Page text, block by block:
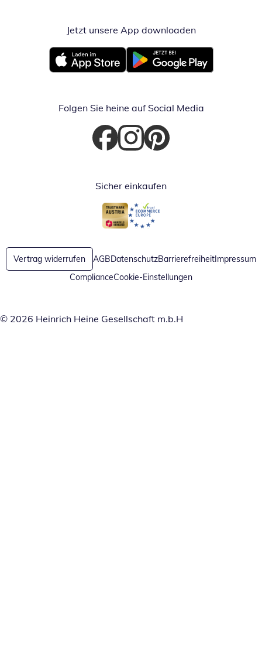
Jetzt unsere App downloadenÖffnet in
Öffnet in neuem FensterÖffnet in neuem Fenster
Folgen Sie heine auf Social Media
Öffnet in neuem Fenster
Öffnet in neuem Fenster
Öffnet in neuem Fenster
Sicher einkaufen
Öffnet in neuem Fenster
Öffnet in neuem Fenster
Vertrag widerrufen AGBDatenschutzBarrierefreiheitImpressum
ComplianceCookie-Einstellungen
© 2026 Heinrich Heine Gesellschaft m.b.H